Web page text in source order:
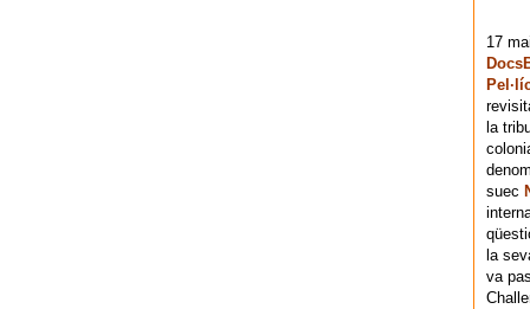
17
la
suec
la
va